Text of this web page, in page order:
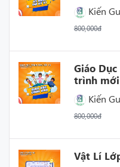
Kiến
800,000đ
Giáo
trình mới
Kiến
800,000đ
Vật Lí